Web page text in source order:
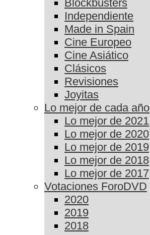
Blockbusters
Independiente
Made in Spain
Cine Europeo
Cine Asiático
Clásicos
Revisiones
Joyitas
Lo mejor de cada año
Lo mejor de 2021
Lo mejor de 2020
Lo mejor de 2019
Lo mejor de 2018
Lo mejor de 2017
Votaciones ForoDVD
2020
2019
2018